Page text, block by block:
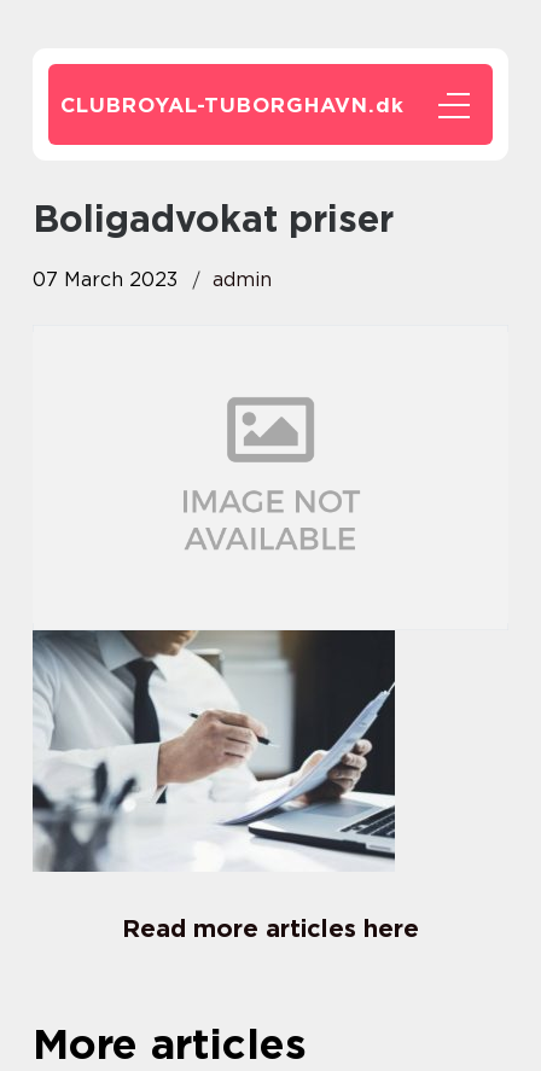
CLUBROYAL-TUBORGHAVN.dk
boligadvokat priser
07 March 2023 admin
Read more articles here
More articles